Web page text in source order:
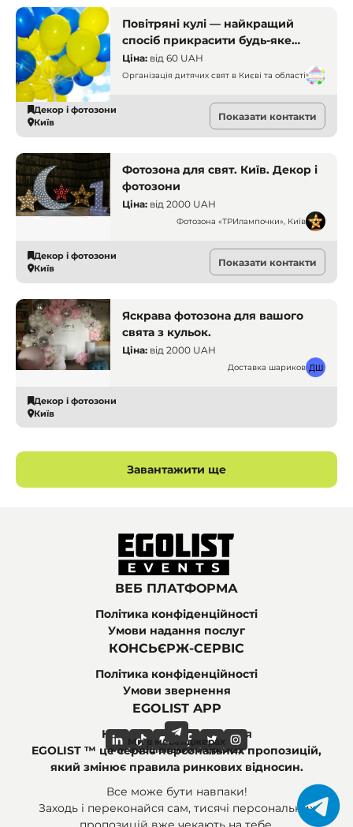
Повітряні кулі — найкращий
спосіб прикрасити будь-яке
свято. Київ. Декор і фотозони
Ціна: від 60 UAH
Організація дитячих свят в Києві та області
Декор і фотозони
Київ
Показати контакти
Фотозона для свят. Київ. Декор і
фотозони
Ціна: від 2000 UAH
Фотозона «ТРИлампочки», Київ
Декор і фотозони
Київ
Показати контакти
Яскрава фотозона для вашого
свята з кульок.
Ціна: від 2000 UAH
Доставка шариков
Декор і фотозони
Київ
Завантажити ще
ВЕБ ПЛАТФОРМА
Політика конфіденційності
Умови надання послуг
КОНСЬЄРЖ-СЕРВІС
Політика конфіденційності
Умови звернення
EGOLIST APP
Найпоширеніші питання
Ми в соціальних мережах
Ми в месенджерах
EGOLIST ™ це сервіс персональних пропозицій,
який змінює правила ринкових відносин.
Все може бути навпаки!
Заходь і переконайся сам, тисячі персональних